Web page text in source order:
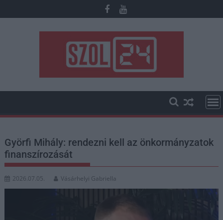
to
Györfi Mihály: rendezni kell az önkormányzatok
finanszírozását
2026.07.05. Vásárhelyi Gabriella